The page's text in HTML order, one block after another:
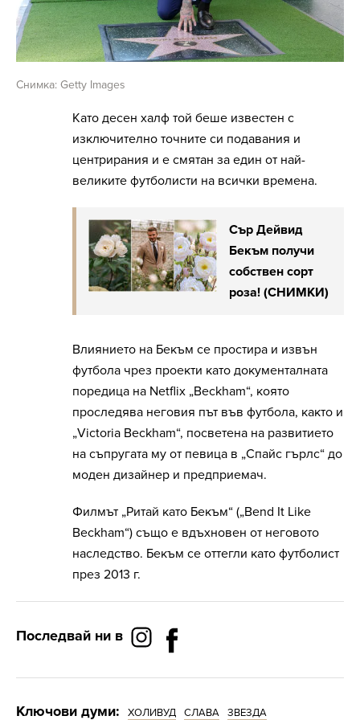
Снимка: Getty Images
Като десен халф той беше известен с
изключително точните си подавания и
центрирания и е смятан за един от най-
великите футболисти на всички времена.
Сър Дейвид
Бекъм получи
собствен сорт
роза! (СНИМКИ)
Влиянието на Бекъм се простира и извън
футбола чрез проекти като документалната
поредица на Netflix „Beckham“, която
проследява неговия път във футбола, както и
„Victoria Beckham“, посветена на развитието
на съпругата му от певица в „Спайс гърлс“ до
моден дизайнер и предприемач.
Филмът „Ритай като Бекъм“ („Bend It Like
Beckham“) също е вдъхновен от неговото
наследство. Бекъм се оттегли като футболист
през 2013 г.
Последвай ни в
Ключови думи: ХОЛИВУД СЛАВА ЗВЕЗДА